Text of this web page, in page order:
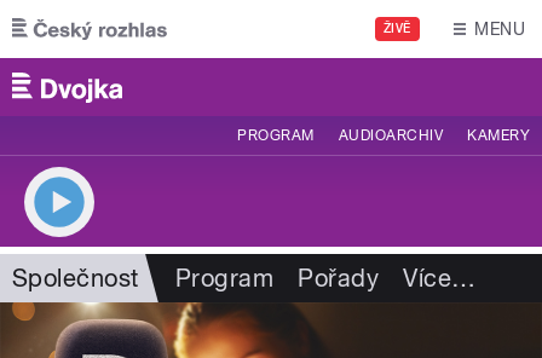
Přejít k hlavnímu obsahu
ŽIVĚ MENU
PROGRAM AUDIOARCHIV KAMERY
Společnost Program Pořady Více…